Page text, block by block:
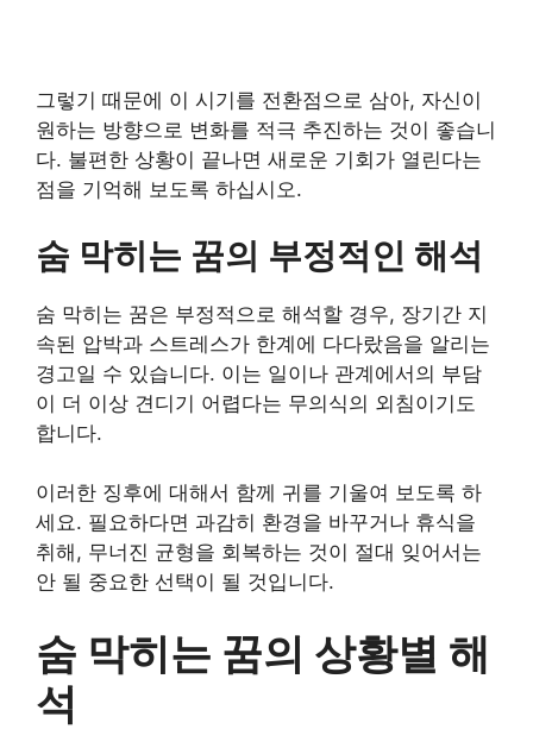
그렇기 때문에 이 시기를 전환점으로 삼아, 자신이
원하는 방향으로 변화를 적극 추진하는 것이 좋습니
다. 불편한 상황이 끝나면 새로운 기회가 열린다는
점을 기억해 보도록 하십시오.
숨 막히는 꿈의 부정적인 해석
숨 막히는 꿈은 부정적으로 해석할 경우, 장기간 지
속된 압박과 스트레스가 한계에 다다랐음을 알리는
경고일 수 있습니다. 이는 일이나 관계에서의 부담
이 더 이상 견디기 어렵다는 무의식의 외침이기도
합니다.
이러한 징후에 대해서 함께 귀를 기울여 보도록 하
세요. 필요하다면 과감히 환경을 바꾸거나 휴식을
취해, 무너진 균형을 회복하는 것이 절대 잊어서는
안 될 중요한 선택이 될 것입니다.
숨 막히는 꿈의 상황별 해
석